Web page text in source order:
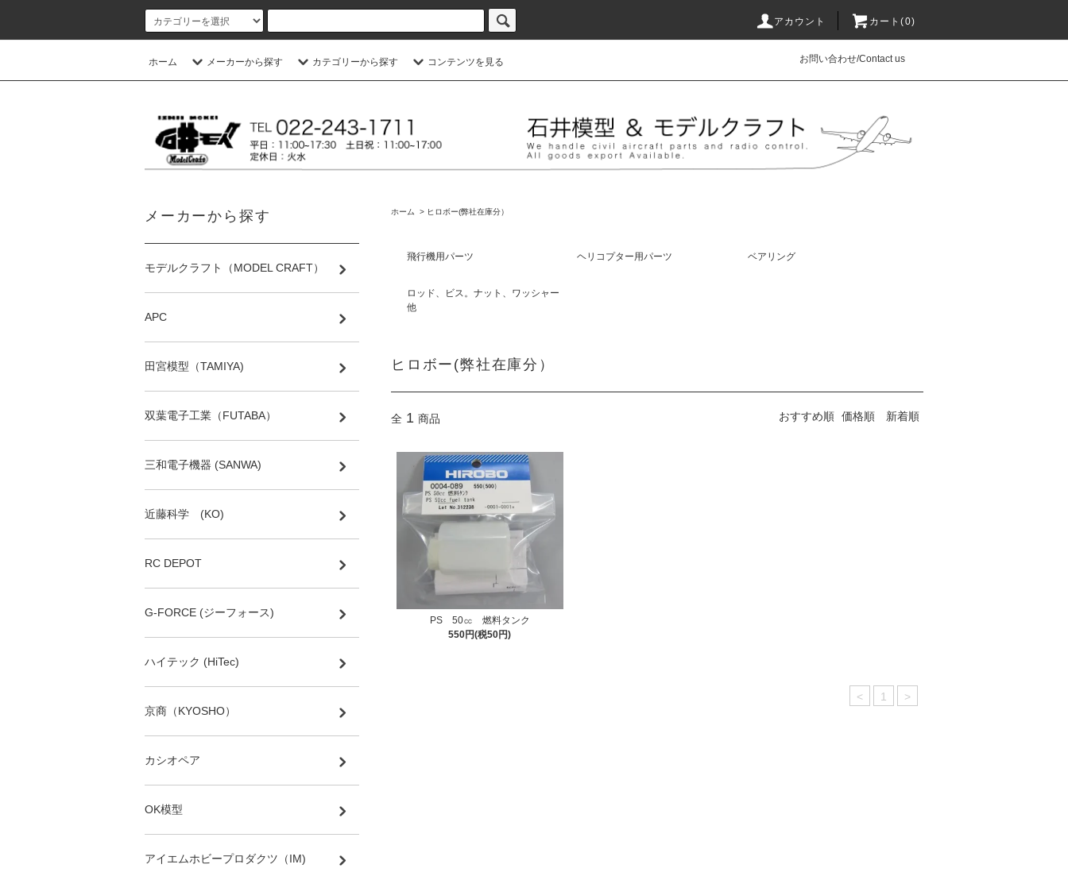
アカウント カート(0)
ホーム メーカーから探す カテゴリーから探す コンテンツを見る お問い合わせ/Contact us
ホーム > ヒロボー(弊社在庫分）
飛行機用パーツ ヘリコプター用パーツ ベアリング
ロッド、ビス。ナット、ワッシャー
他
ヒロボー(弊社在庫分）
全 1 商品 おすすめ順 価格順 新着順
PS 50㏄ 燃料タンク
550円(税50円)
< 1 >
メーカーから探す
モデルクラフト（MODEL CRAFT）
APC
田宮模型（TAMIYA)
双葉電子工業（FUTABA）
三和電子機器 (SANWA)
近藤科学 (KO)
RC DEPOT
G-FORCE (ジーフォース)
ハイテック (HiTec)
京商（KYOSHO）
カシオペア
OK模型
アイエムホビープロダクツ（IM)